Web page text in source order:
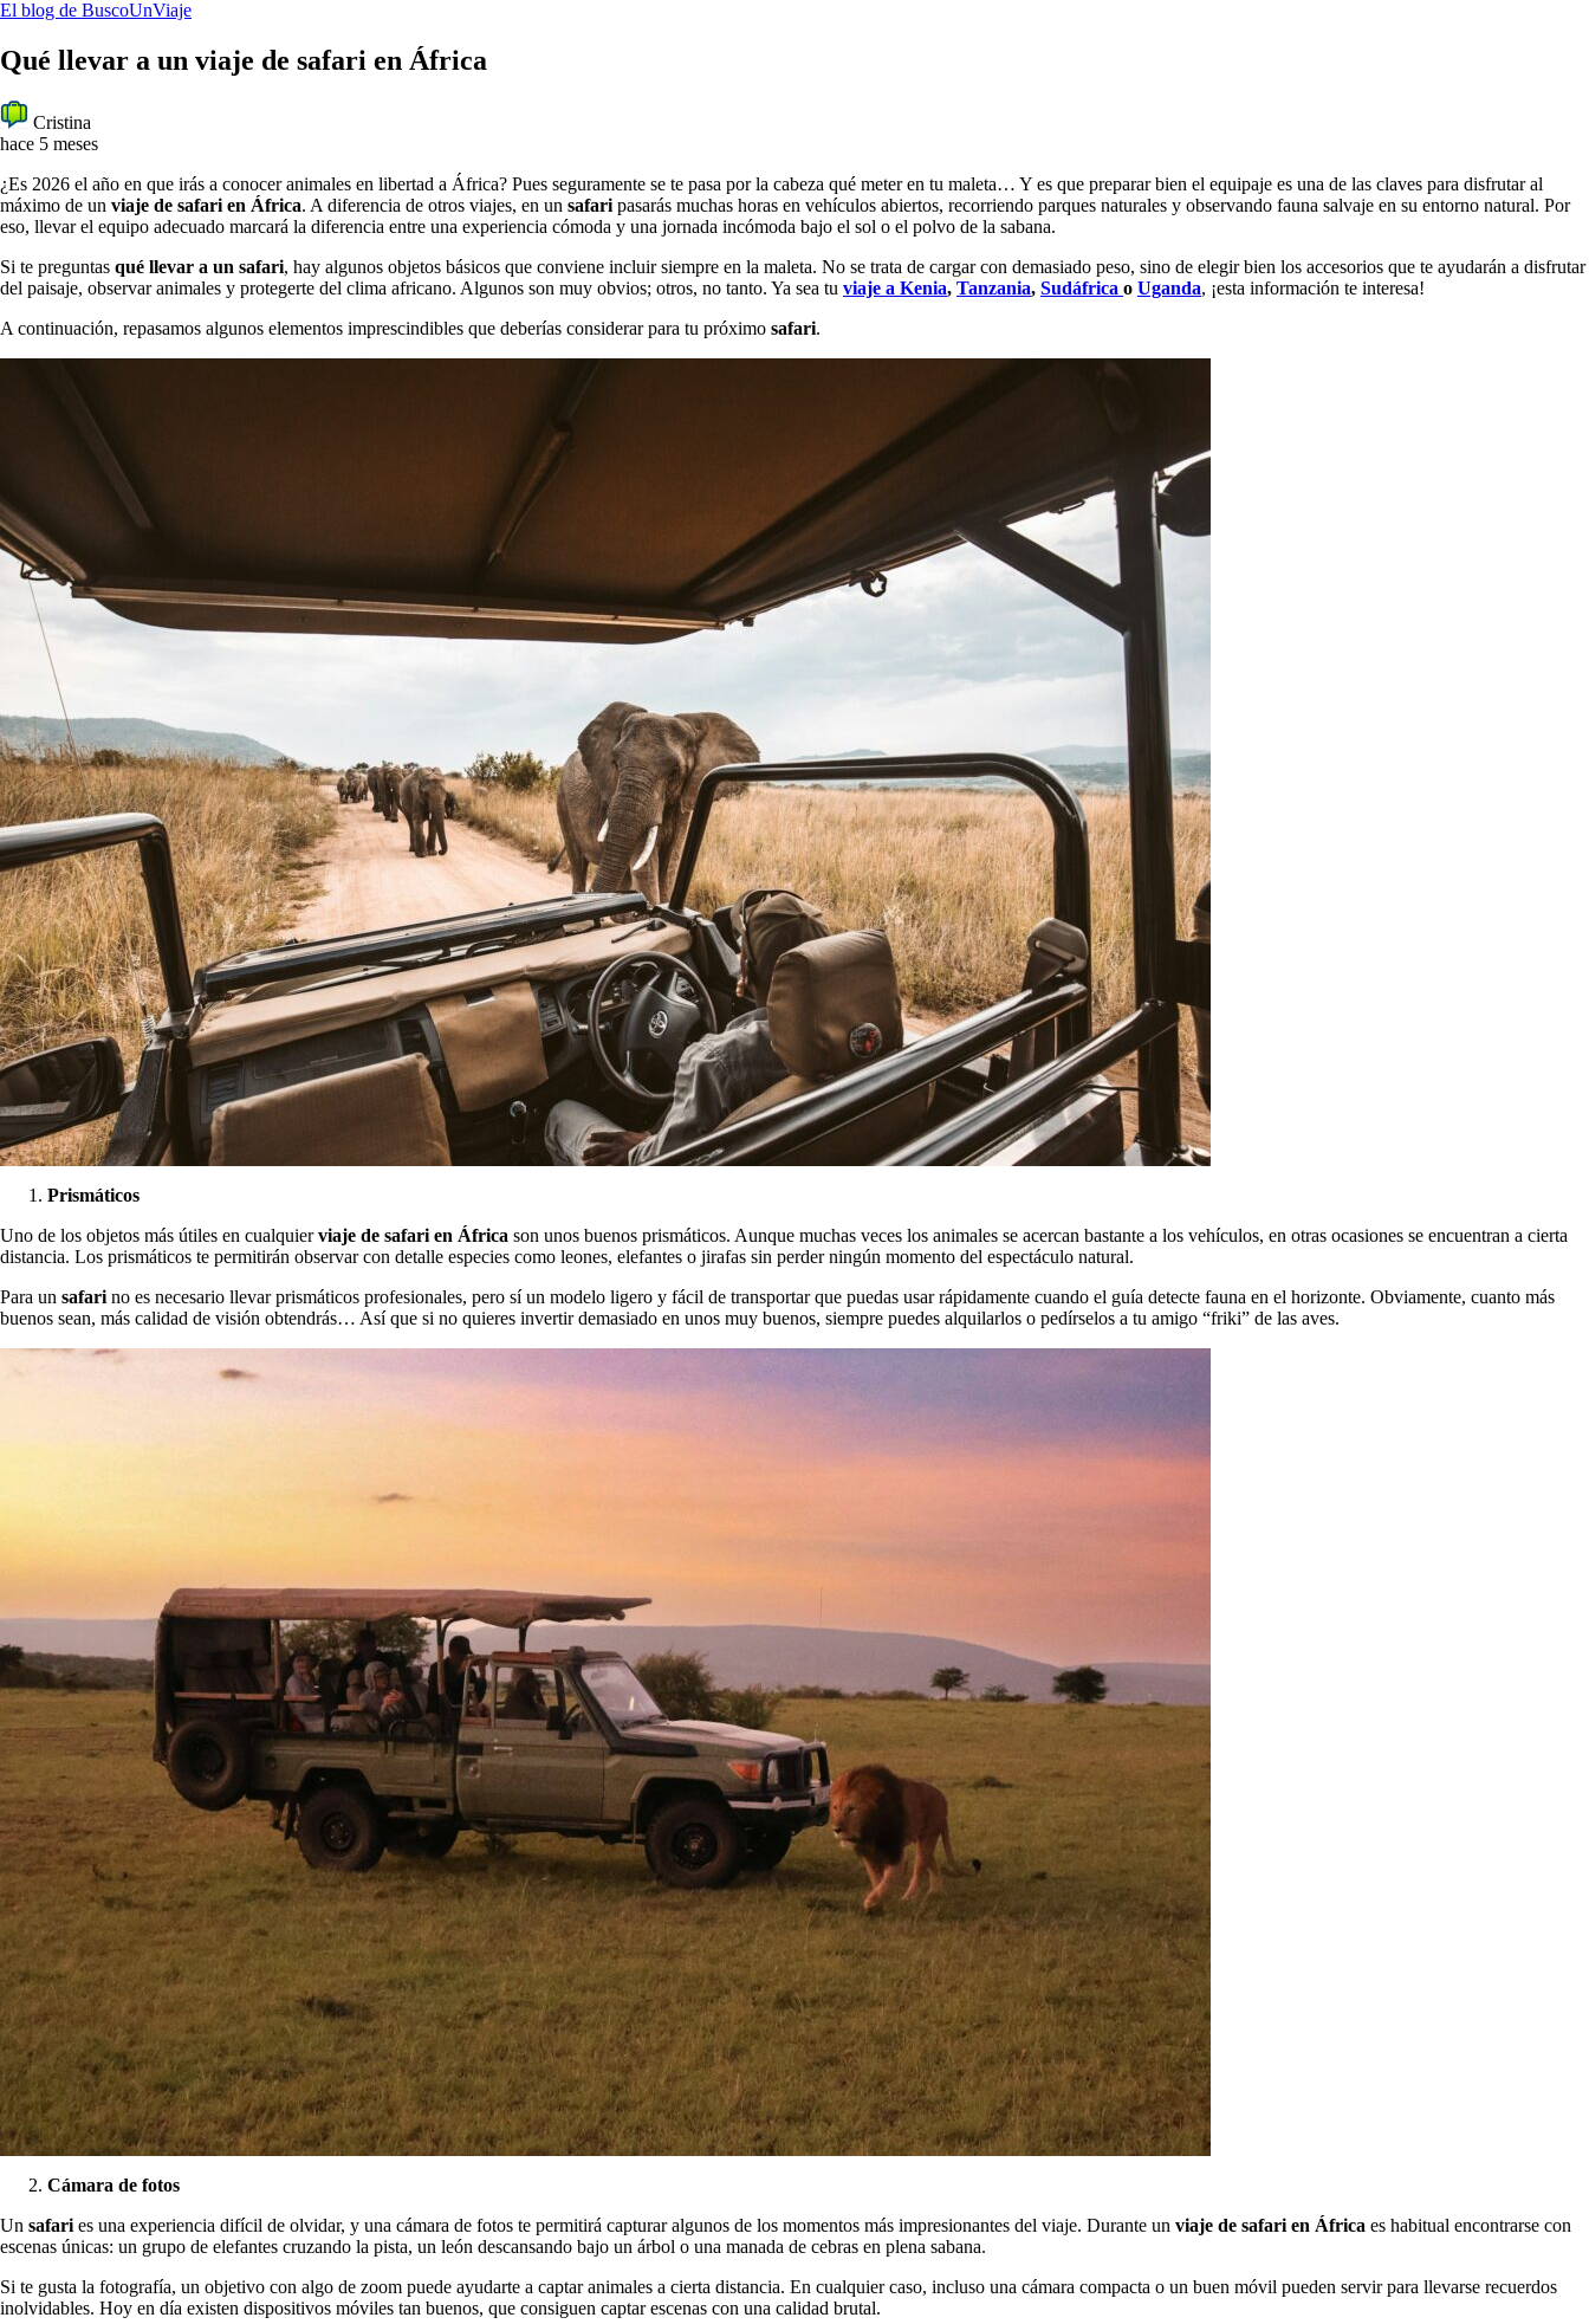
El blog de BuscoUnViaje
Qué llevar a un viaje de safari en África
Cristina
hace 5 meses
¿Es 2026 el año en que irás a conocer animales en libertad a África? Pues seguramente se te pasa por la cabeza qué meter en tu maleta… Y es que preparar bien el equipaje es una de las claves para disfrutar al
máximo de un viaje de safari en África. A diferencia de otros viajes, en un safari pasarás muchas horas en vehículos abiertos, recorriendo parques naturales y observando fauna salvaje en su entorno natural. Por
eso, llevar el equipo adecuado marcará la diferencia entre una experiencia cómoda y una jornada incómoda bajo el sol o el polvo de la sabana.
Si te preguntas qué llevar a un safari, hay algunos objetos básicos que conviene incluir siempre en la maleta. No se trata de cargar con demasiado peso, sino de elegir bien los accesorios que te ayudarán a disfrutar
del paisaje, observar animales y protegerte del clima africano. Algunos son muy obvios; otros, no tanto. Ya sea tu viaje a Kenia, Tanzania, Sudáfrica o Uganda, ¡esta información te interesa!
A continuación, repasamos algunos elementos imprescindibles que deberías considerar para tu próximo safari.
Prismáticos
Uno de los objetos más útiles en cualquierviaje de safari en África son unos buenos prismáticos. Aunque muchas veces los animales se acercan bastante a los vehículos, en otras ocasiones se encuentran a cierta
distancia. Los prismáticos te permitirán observar con detalle especies como leones, elefantes o jirafas sin perder ningún momento del espectáculo natural.
Para un safari no es necesario llevar prismáticos profesionales, pero sí un modelo ligero y fácil de transportar que puedas usar rápidamente cuando el guía detecte fauna en el horizonte. Obviamente, cuanto más
buenos sean, más calidad de visión obtendrás… Así que si no quieres invertir demasiado en unos muy buenos, siempre puedes alquilarlos o pedírselos a tu amigo “friki” de las aves.
Cámara de fotos
Un safari es una experiencia difícil de olvidar, y una cámara de fotos te permitirá capturar algunos de los momentos más impresionantes del viaje. Durante un viaje de safari en África es habitual encontrarse con
escenas únicas: un grupo de elefantes cruzando la pista, un león descansando bajo un árbol o una manada de cebras en plena sabana.
Si te gusta la fotografía, un objetivo con algo de zoom puede ayudarte a captar animales a cierta distancia. En cualquier caso, incluso una cámara compacta o un buen móvil pueden servir para llevarse recuerdos
inolvidables. Hoy en día existen dispositivos móviles tan buenos, que consiguen captar escenas con una calidad brutal.